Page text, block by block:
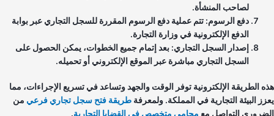
لصاحب المنشأة.
دفع الرسوم: تتم عملية دفع الرسوم المقررة للسجل التجاري عبر بوابة
الدفع الإلكترونية في وزارة التجارة.
إصدار السجل التجاري: بعد إتمام جميع الخطوات، يمكن الحصول على
السجل التجاري مباشرة عبر الموقع الإلكتروني أو تحميله.
الطريقة الإلكترونية توفر الوقت والجهد وتساعد في تسريع الإجراءات، مما
البيئة التجارية في المملكة. ولمعرفةطريقة فتح سجل تجاري فرعيمن
التواصل معمحامي متخصص في القضايا التجارية.